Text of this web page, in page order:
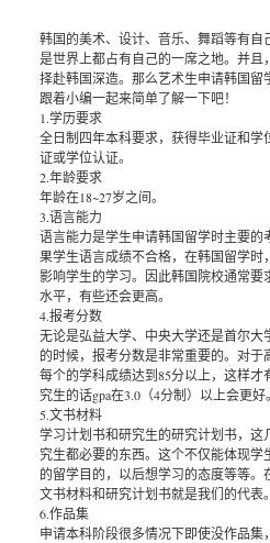
韩国的美术、设计、音乐、舞蹈等有自
是世界上都占有自己的一席之地。并
择赴韩国深造。那么艺术生申请韩国
跟着小编一起来简单了解一下吧！
1.学历要求
全日制四年本科要求，获得毕业证和学
证或学位认证。
2.年龄要求
年龄在18~27岁之间。
3.语言能力
语言能力是学生申请韩国留学时主要的
果学生语言成绩不合格，在韩国留学
影响学生的学习。因此韩国院校通常要
水平，有些还会更高。
4.报考分数
无论是弘益大学、中央大学还是首尔
的时候，报考分数是非常重要的。对
每个的学科成绩达到85分以上，这样
究生的话gpa在3.0（4分制）以上会更好。
5.文书材料
学习计划书和研究生的研究计划书，
究生都必要的东西。这个不仅能体现
的留学目的，以后想学习的态度等等。
文书材料和研究计划书就是我们的代表。
6.作品集
申请本科阶段很多情况下即使没作品